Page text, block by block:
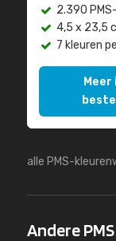
2.390
4,5 x 23,5
7 kleuren
alle PMS-
Andere